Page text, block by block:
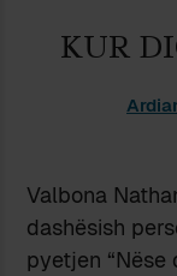
KUR
Valbona
dashësish
pyetjen